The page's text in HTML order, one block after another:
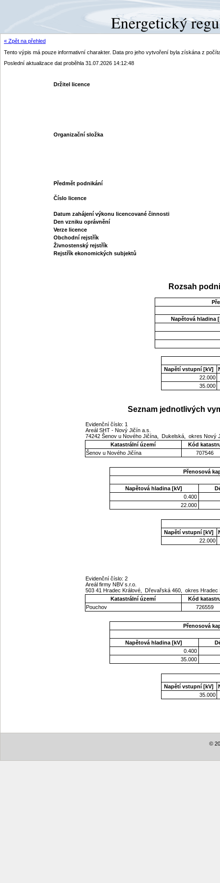
« Zpět na přehled
Tento výpis má pouze informativní charakter. Data pro jeho vytvoření byla získána z
Poslední aktualizace dat proběhla 31.07.2026 14:12:48
Držitel licence
Organizační složka
Předmět podnikání
Číslo licence
Datum zahájení výkonu licencované činnosti
Den vzniku oprávnění
Verze licence
Obchodní rejstřík
Živnostenský rejstřík
Rejstřík ekonomických subjektů
Rozsah
Napětová hladina
Napětí vstupní [kV]
22.000
35.000
Seznam jednotlivých
Evidenční číslo: 1
Areál SHT - Nový Jičín a.s.
74242 Šenov u Nového Jičína, Dukelská, okres
Katastrální území
Kód
Šenov u Nového Jičína
707546
Přenosová
Napětová hladina [kV]
0.400
22.000
Napětí vstupní [kV]
22.000
Evidenční číslo: 2
Areál firmy NBV s.r.o.
503 41 Hradec Králové, Dřevařská 460, okres
Katastrální území
Kód
Pouchov
726559
Přenosová
Napětová hladina [kV]
0.400
35.000
Napětí vstupní [kV]
35.000
©